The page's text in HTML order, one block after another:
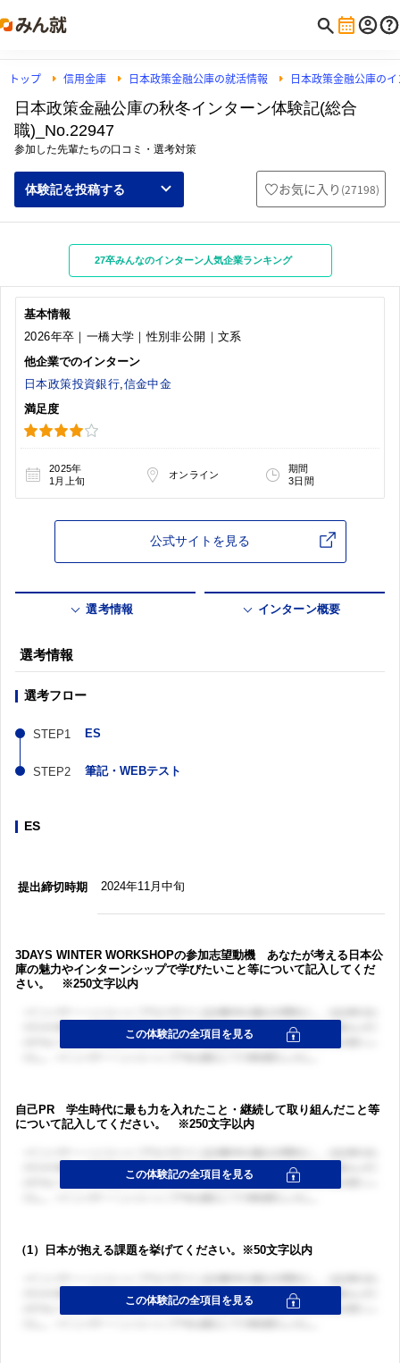
トップ 信用金庫 日本政策金融公庫の就活情報 日本政策金融公庫の
日本政策金融公庫の秋冬インターン体験記(総合
職)_No.22947
参加した先輩たちの口コミ・選考対策
体験記を投稿する お気に入り (27198)
27卒みんなのインターン人気企業ランキング
基本情報
2026年卒｜一橋大学｜性別非公開｜文系
他企業でのインターン
日本政策投資銀行,信金中金
満足度
2025年
1月上旬
オンライン
期間
3日間
公式サイトを見る
選考情報 インターン概要
選考情報
選考フロー
ES
筆記・WEBテスト
ES
提出締切時期 2024年11月中旬
3DAYS WINTER WORKSHOPの参加志望動機 あなたが考える日本公
庫の魅力やインターンシップで学びたいこと等について記入してくだ
さい。 ※250文字以内
自己PR 学生時代に最も力を入れたこと・継続して取り組んだこと等
について記入してください。 ※250文字以内
（1）日本が抱える課題を挙げてください。※50文字以内